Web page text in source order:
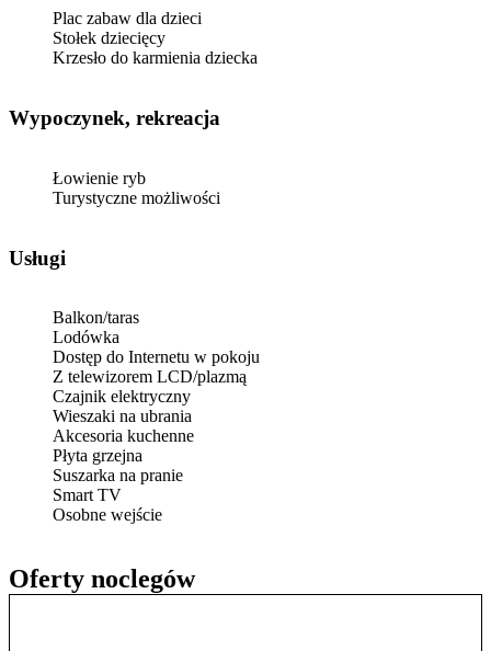
Oferty noclegów
Plac zabaw dla dzieci
Stołek dziecięcy
Krzesło do karmienia dziecka
Wypoczynek, rekreacja
Łowienie ryb
Turystyczne możliwości
Usługi
Balkon/taras
Lodówka
Dostęp do Internetu w pokoju
Z telewizorem LCD/plazmą
Czajnik elektryczny
Wieszaki na ubrania
Akcesoria kuchenne
Płyta grzejna
Suszarka na pranie
Smart TV
Osobne wejście